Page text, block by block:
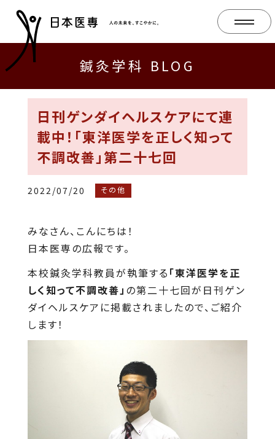
鍼灸学科 BLOG
日刊ゲンダイヘルスケアにて連
載中！「東洋医学を正しく知って
不調改善」第二十七回
2022/07/20 その他
みなさん、こんにちは！
日本医専の広報です。
本校鍼灸学科教員が執筆する 「東洋医学を正
しく知って不調改善」 の第二十七回が日刊ゲン
ダイヘルスケアに掲載されましたので、ご紹介
します！